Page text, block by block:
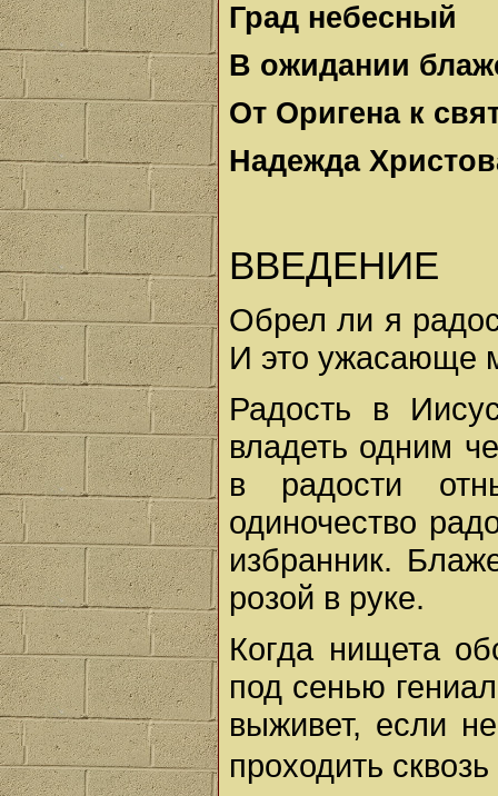
Град небесный
В ожидании
От Оригена к
Надежда
ВВЕДЕНИЕ
Обрел ли я
И это ужасающе
Радость в
владеть одним
в радости
одиночество
избранник.
розой в руке.
Когда нищета
под сенью
выживет, если
проходить